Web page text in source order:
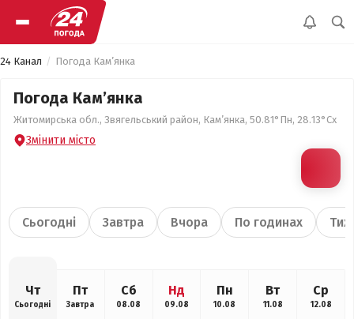
24 Канал Погода Кам’янка
Погода Кам’янка
Житомирська обл., Звягельський район, Кам’янка, 50.81°Пн, 28.13°Сх
Змінити місто
Сьогодні Завтра Вчора По годинах
Чт
Сьогодні
Пт
Завтра
Сб
08.08
Нд
09.08
Пн
10.08
Вт
11.08
Ср
12.08